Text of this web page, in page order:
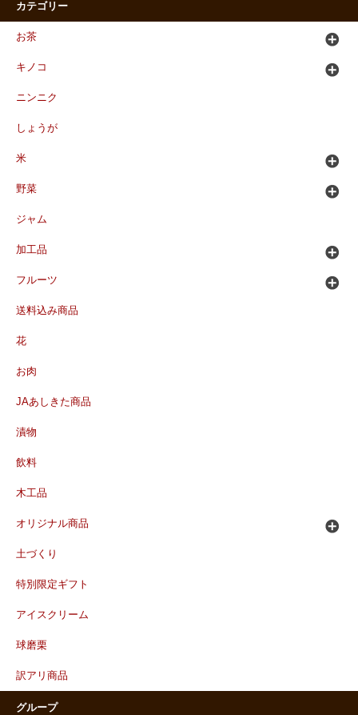
カテゴリー
お茶
キノコ
ニンニク
しょうが
米
野菜
ジャム
加工品
フルーツ
送料込み商品
花
お肉
JAあしきた商品
漬物
飲料
木工品
オリジナル商品
土づくり
特別限定ギフト
アイスクリーム
球磨栗
訳アリ商品
グループ